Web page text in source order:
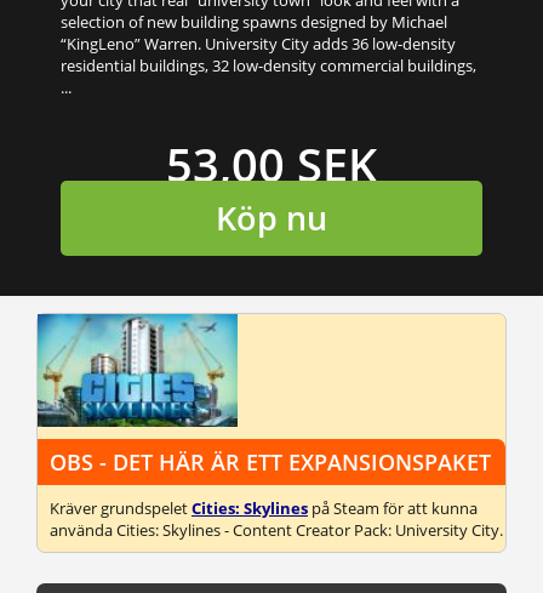
selection of new building spawns designed by Michael
“KingLeno” Warren. University City adds 36 low-density
residential buildings, 32 low-density commercial buildings,
...
53,00 SEK
Köp nu
OBS - DET HÄR ÄR ETT EXPANSIONSPAKET
Kräver grundspeletCities: Skylines på Steam för att kunna
använda Cities: Skylines - Content Creator Pack: University City.